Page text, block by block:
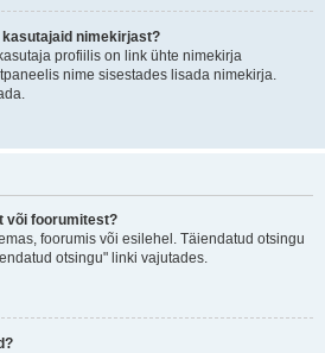
kasutajaid nimekirjast?
profiilis on link ühte nimekirja
nime sisestades lisada nimekirja.
või foorumitest?
foorumis või esilehel. Täiendatud otsingu
otsingu" linki vajutades.